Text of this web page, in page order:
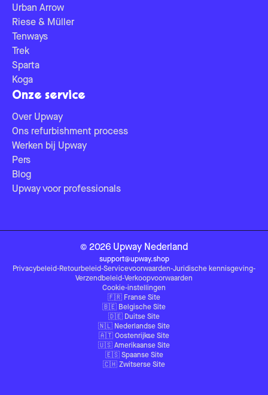
Urban Arrow
Riese & Müller
Tenways
Trek
Sparta
Koga
Onze service
Over Upway
Ons refurbishment process
Werken bij Upway
Pers
Blog
Upway voor professionals
© 2026 Upway Nederland
support@upway.shop
Privacybeleid-Retourbeleid-Servicevoorwaarden-Juridische kennisgeving-
Verzendbeleid-Verkoopvoorwaarden
Cookie-instellingen
🇫🇷 Franse Site
🇧🇪 Belgische Site
🇩🇪 Duitse Site
🇳🇱 Nederlandse Site
🇦🇹 Oostenrijkse Site
🇺🇸 Amerikaanse Site
🇪🇸 Spaanse Site
🇨🇭 Zwitserse Site